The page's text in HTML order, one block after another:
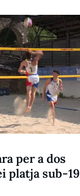
per a dos
platja sub-19